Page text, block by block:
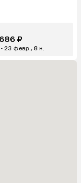
₽
23 февр., 8 н.